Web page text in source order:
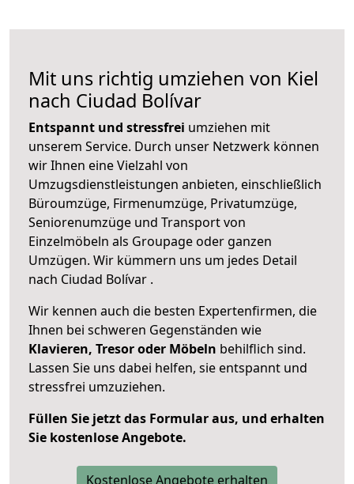
Mit uns richtig umziehen von Kiel
nach Ciudad Bolívar
Entspannt und stressfrei umziehen mit
unserem Service. Durch unser Netzwerk können
wir Ihnen eine Vielzahl von
Umzugsdienstleistungen anbieten, einschließlich
Büroumzüge, Firmenumzüge, Privatumzüge,
Seniorenumzüge und Transport von
Einzelmöbeln als Groupage oder ganzen
Umzügen. Wir kümmern uns um jedes Detail
nach Ciudad Bolívar .
Wir kennen auch die besten Expertenfirmen, die
Ihnen bei schweren Gegenständen wie
Klavieren, Tresor oder Möbeln behilflich sind.
Lassen Sie uns dabei helfen, sie entspannt und
stressfrei umzuziehen.
Füllen Sie jetzt das Formular aus, und erhalten
Sie kostenlose Angebote.
Kostenlose Angebote erhalten